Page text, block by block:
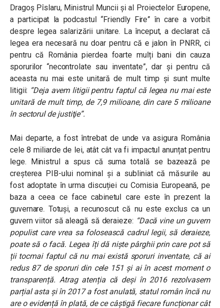
Dragoș Pîslaru, Ministrul Muncii și al Proiectelor Europene,
a participat la podcastul “Friendly Fire” în care a vorbit
despre legea salarizării unitare. La început, a declarat că
legea era necesară nu doar pentru că e jalon în PNRR, ci
pentru că România pierdea foarte mulți bani din cauza
sporurilor “necontrolate sau inventate”, dar și pentru că
aceasta nu mai este unitară de mult timp și sunt multe
litigii: “Deja avem litigii pentru faptul că legea nu mai este
unitară de mult timp, de 7,9 milioane, din care 5 milioane
în sectorul de justiţie”.
Mai departe, a fost întrebat de unde va asigura România
cele 8 miliarde de lei, atât cât va fi impactul anunțat pentru
lege. Ministrul a spus că suma totală se bazează pe
creșterea PIB-ului nominal și a subliniat că măsurile au
fost adoptate în urma discuției cu Comisia Europeană, pe
baza a ceea ce face cabinetul care este în prezent la
guvernare. Totuși, a recunoscut că nu este exclus ca un
guvern viitor să aleagă să deraieze: “Dacă vine un guvern
populist care vrea sa folosească cadrul legii, să deraieze,
poate să o facă. Legea îți dă niște pârghii prin care pot să
ții tocmai faptul că nu mai există sporuri inventate, că ai
redus 87 de sporuri din cele 151 și ai în acest moment o
transparență. Atrag atenția că deși în 2016 rezolvasem
parțial asta și în 2017 a fost anulată, statul român încă nu
are o evidență în plată, de ce câștigă fiecare funcționar cât